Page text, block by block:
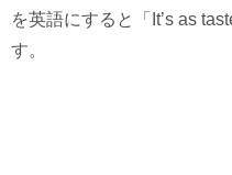
を英語にすると「It’s as
す。